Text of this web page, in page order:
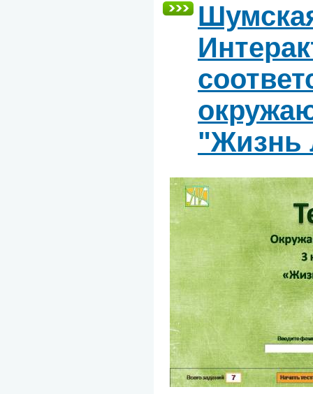
"Жизнь